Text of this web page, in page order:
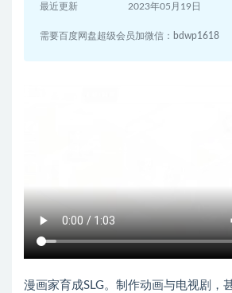
最近更新 2023年05月19日
需要百度网盘超级会员加微信：bdwp1618
漫画家育成SLG。制作动画与电视剧，